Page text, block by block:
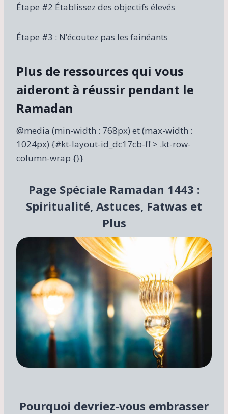
Étape #2 Établissez des objectifs élevés
Étape #3 : N’écoutez pas les fainéants
Plus de ressources qui vous
aideront à réussir pendant le
Ramadan
@media (min-width : 768px) et (max-width :
1024px) {#kt-layout-id_dc17cb-ff > .kt-row-
column-wrap {}}
Page Spéciale Ramadan 1443 :
Spiritualité, Astuces, Fatwas et
Plus
Pourquoi devriez-vous embrasser